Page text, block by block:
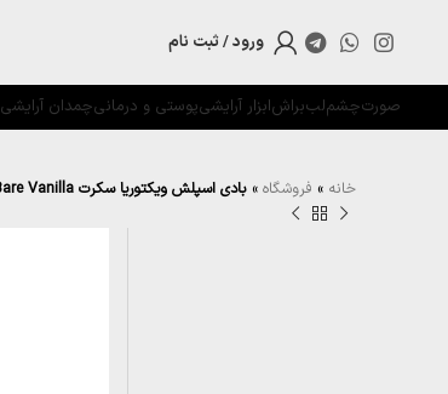
ورود / ثبت نام
صورتچشملببراشابزار آرایشیپوستی و درمانیچمدان آرایشی
خانه » فروشگاه » بادی اسپلش ویکتوریا سکرت Bare Vanilla